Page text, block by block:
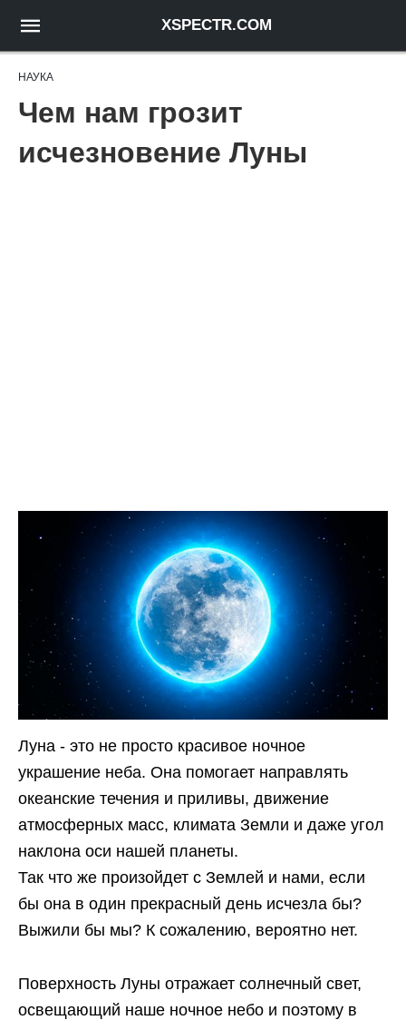
XSPECTR.COM
НАУКА
Чем нам грозит
исчезновение Луны
Луна - это не просто красивое ночное
украшение неба. Она помогает направлять
океанские течения и приливы, движение
атмосферных масс, климата Земли и даже угол
наклона оси нашей планеты.
Так что же произойдет с Землей и нами, если
бы она в один прекрасный день исчезла бы?
Выжили бы мы? К сожалению, вероятно нет.
Поверхность Луны отражает солнечный свет,
освещающий наше ночное небо и поэтому в